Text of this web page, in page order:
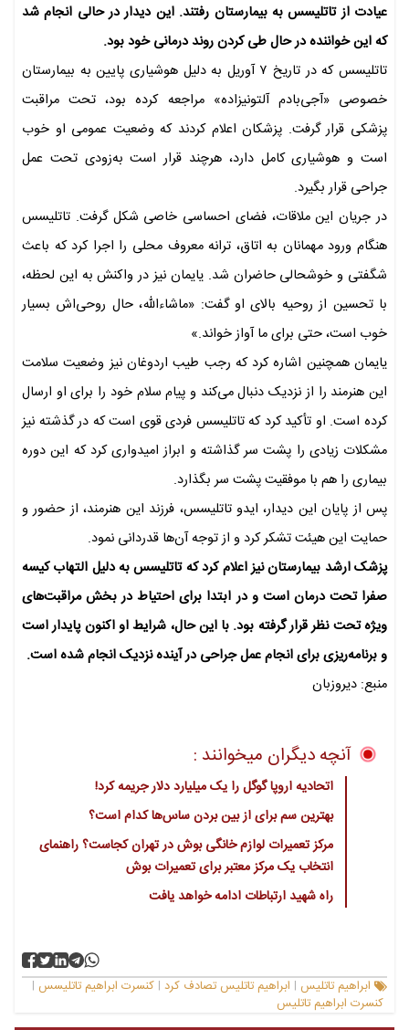
عیادت از تاتلیسس به بیمارستان رفتند. این دیدار در حالی انجام شد
که این خواننده در حال طی کردن روند درمانی خود بود.
تاتلیسس که در تاریخ ۷ آوریل به دلیل هوشیاری پایین به بیمارستان
خصوصی «آجی‌بادم آلتونیزاده» مراجعه کرده بود، تحت مراقبت
پزشکی قرار گرفت. پزشکان اعلام کردند که وضعیت عمومی او خوب
است و هوشیاری کامل دارد، هرچند قرار است به‌زودی تحت عمل
جراحی قرار بگیرد.
در جریان این ملاقات، فضای احساسی خاصی شکل گرفت. تاتلیسس
هنگام ورود مهمانان به اتاق، ترانه معروف محلی را اجرا کرد که باعث
شگفتی و خوشحالی حاضران شد. یایمان نیز در واکنش به این لحظه،
با تحسین از روحیه بالای او گفت: «ماشاءالله، حال روحی‌اش بسیار
خوب است، حتی برای ما آواز خواند.»
یایمان همچنین اشاره کرد که رجب طیب اردوغان نیز وضعیت سلامت
این هنرمند را از نزدیک دنبال می‌کند و پیام سلام خود را برای او ارسال
کرده است. او تأکید کرد که تاتلیسس فردی قوی است که در گذشته نیز
مشکلات زیادی را پشت سر گذاشته و ابراز امیدواری کرد که این دوره
بیماری را هم با موفقیت پشت سر بگذارد.
پس از پایان این دیدار، ایدو تاتلیسس، فرزند این هنرمند، از حضور و
حمایت این هیئت تشکر کرد و از توجه آن‌ها قدردانی نمود.
پزشک ارشد بیمارستان نیز اعلام کرد که تاتلیسس به دلیل التهاب کیسه
صفرا تحت درمان است و در ابتدا برای احتیاط در بخش مراقبت‌های
ویژه تحت نظر قرار گرفته بود. با این حال، شرایط او اکنون پایدار است
و برنامه‌ریزی برای انجام عمل جراحی در آینده نزدیک انجام شده است.
منبع: دیروزبان
آنچه دیگران میخوانند :
اتحادیه اروپا گوگل را یک میلیارد دلار جریمه کرد!
بهترین سم برای از بین بردن ساس‌ها کدام است؟
مرکز تعمیرات لوازم خانگی بوش در تهران کجاست؟ راهنمای
انتخاب یک مرکز معتبر برای تعمیرات بوش
راه شهید ارتباطات ادامه خواهد یافت
ابراهیم تاتلیس | ابراهیم تاتلیس تصادف کرد | کنسرت ابراهیم تاتلیسس |
کنسرت ابراهیم تاتلیس